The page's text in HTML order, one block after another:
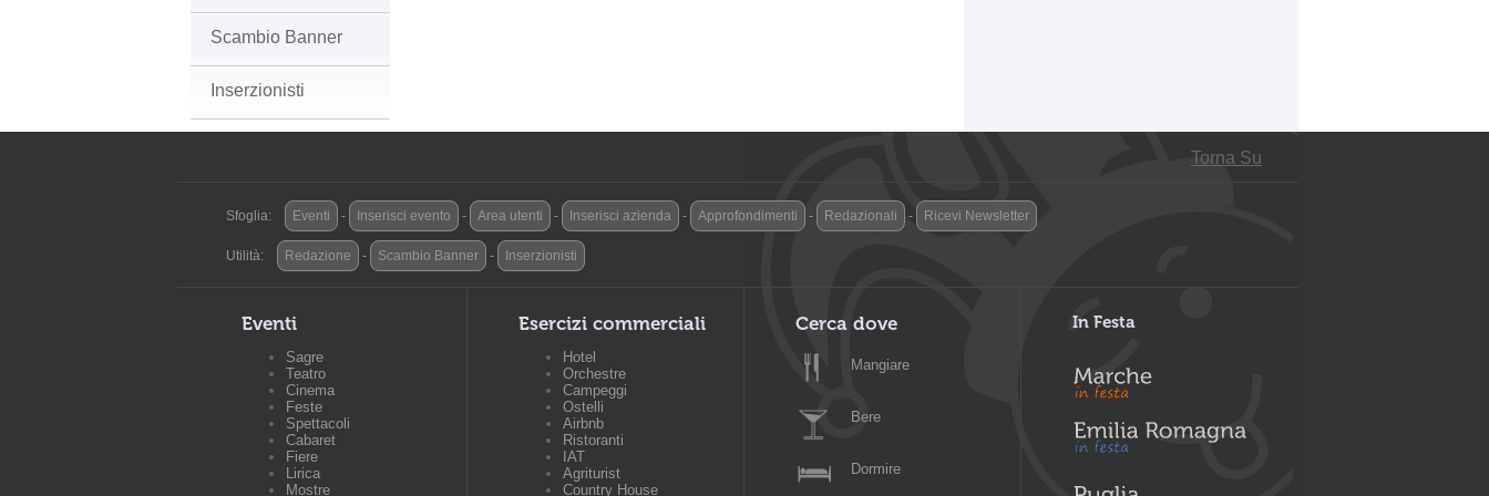
Scambio Banner
Inserzionisti
Torna Su
Sfoglia: Eventi - Inserisci evento - Area utenti - Inserisci azienda - Approfondimenti - Redazionali - Ricevi Newsletter
Utilità: Redazione - Scambio Banner - Inserzionisti
Eventi
Sagre
Teatro
Cinema
Feste
Spettacoli
Cabaret
Fiere
Lirica
Mostre
Esercizi commerciali
Hotel
Orchestre
Campeggi
Ostelli
Airbnb
Ristoranti
IAT
Agriturist
Country House
Cerca dove
Mangiare
Bere
Dormire
In Festa